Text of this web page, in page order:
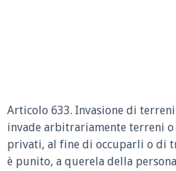
Articolo 633. Invasione di
invade arbitrariamente terreni
privati, al fine di occuparli o di
è punito, a querela della